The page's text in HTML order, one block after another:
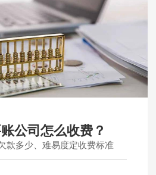
公司怎么收费？
款多少、难易度定收费标准